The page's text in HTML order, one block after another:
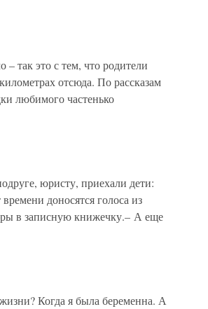
так это с тем, что родители
отсюда. По рассказам
любимого частенько
юристу, приехали дети:
доносятся голоса из
в записную книжечку.– А еще
Когда я была беременна. А